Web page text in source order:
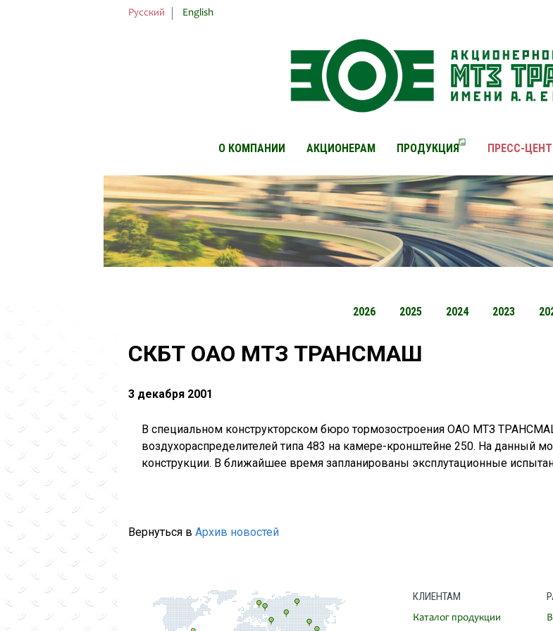
Русский English
О КОМПАНИИ АКЦИОНЕРАМ ПРОДУКЦИЯ ПРЕСС-
2026 2025 2024 2023
СКБТ ОАО МТЗ ТРАНСМАШ
3 декабря 2001
В специальном конструкторском бюро тормозостроения ОАО МТЗ
воздухораспределителей типа 483 на камере-кронштейне 250. На данный
конструкции. В ближайшее время запланированы эксплутационные
Вернуться в Архив новостей
КЛИЕНТАМ
Каталог продукции